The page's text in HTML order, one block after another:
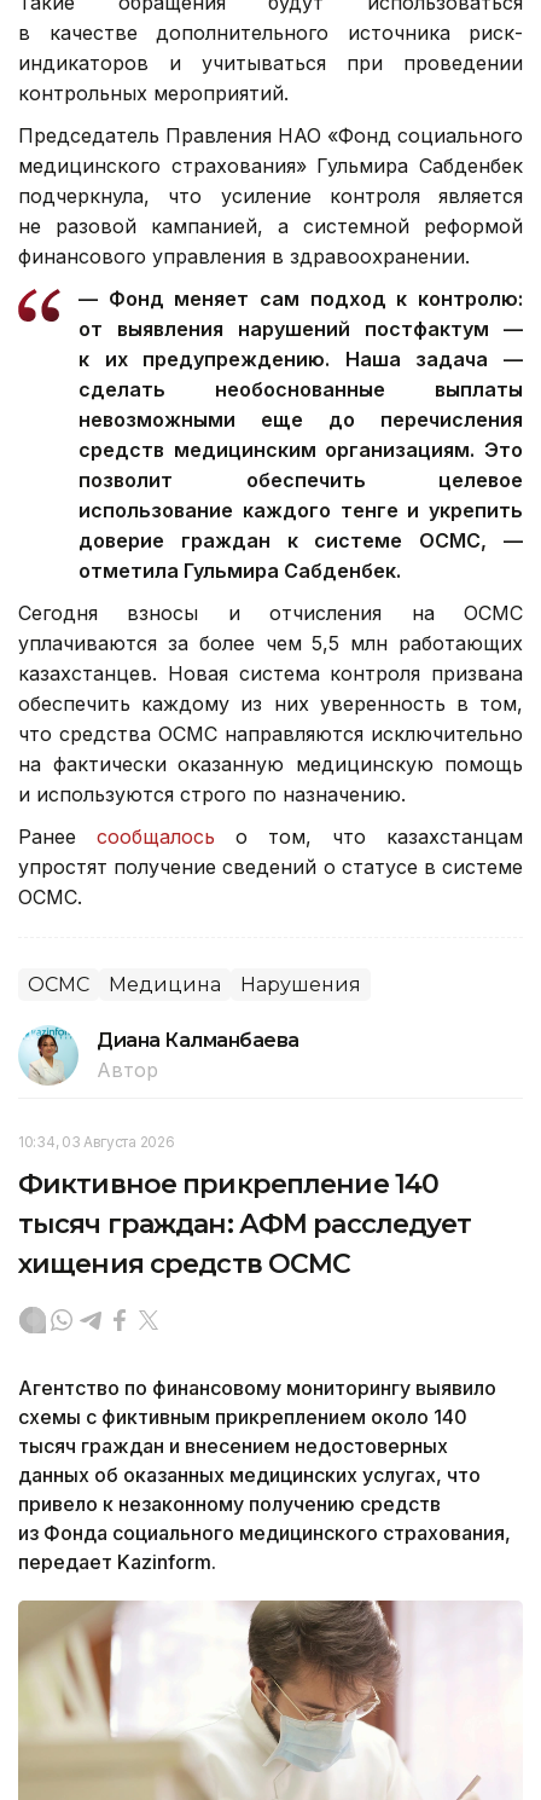
в качестве дополнительного источника риск-
индикаторов и учитываться при проведении
контрольных мероприятий.
Председатель Правления НАО «Фонд социального
медицинского страхования» Гульмира Сабденбек
подчеркнула, что усиление контроля является
не разовой кампанией, а системной реформой
финансового управления в здравоохранении.
— Фонд меняет сам подход к контролю:
от выявления нарушений постфактум —
к их предупреждению. Наша задача —
сделать необоснованные выплаты
невозможными еще до перечисления
средств медицинским организациям. Это
позволит обеспечить целевое
использование каждого тенге и укрепить
доверие граждан к системе ОСМС, —
отметила Гульмира Сабденбек.
Сегодня взносы и отчисления на ОСМС
уплачиваются за более чем 5,5 млн работающих
казахстанцев. Новая система контроля призвана
обеспечить каждому из них уверенность в том,
что средства ОСМС направляются исключительно
на фактически оказанную медицинскую помощь
и используются строго по назначению.
Ранее сообщалось о том, что казахстанцам
упростят получение сведений о статусе в системе
ОСМС.
ОСМС Медицина Нарушения
Диана Калманбаева
Автор
10:34, 03 Августа 2026
Фиктивное прикрепление 140
тысяч граждан: АФМ расследует
хищения средств ОСМС
Агентство по финансовому мониторингу выявило
схемы с фиктивным прикреплением около 140
тысяч граждан и внесением недостоверных
данных об оказанных медицинских услугах, что
привело к незаконному получению средств
из Фонда социального медицинского страхования,
передает Kazinform.